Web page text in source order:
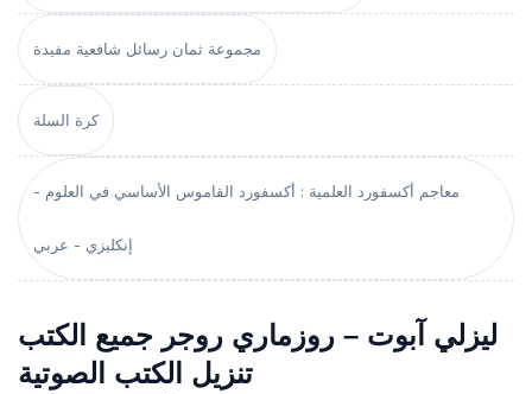
مجموعة ثمان رسائل شافعية مفيدة
كرة السلة
معاجم أكسفورد العلمية : أكسفورد القاموس الأساسي في العلوم -
إنكليزي - عربي
ليزلي آبوت – روزماري روجر جميع الكتب
تنزيل الكتب الصوتية